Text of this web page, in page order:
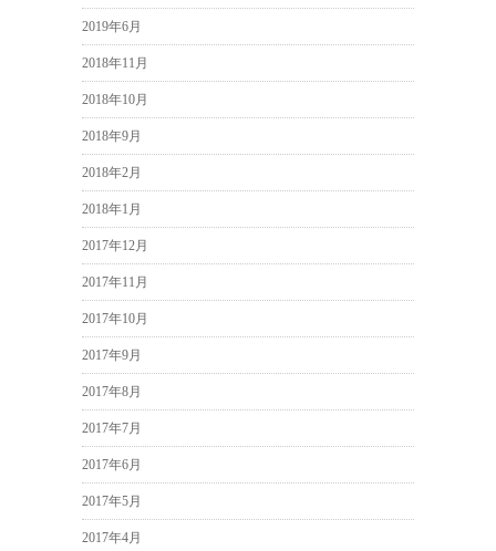
2019年6月
2018年11月
2018年10月
2018年9月
2018年2月
2018年1月
2017年12月
2017年11月
2017年10月
2017年9月
2017年8月
2017年7月
2017年6月
2017年5月
2017年4月